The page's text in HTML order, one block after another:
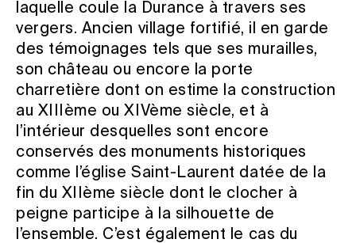
laquelle coule la Durance à travers ses
vergers. Ancien village fortifié, il en garde
des témoignages tels que ses murailles,
son château ou encore la porte
charretière dont on estime la construction
au XIIIème ou XIVème siècle, et à
l’intérieur desquelles sont encore
conservés des monuments historiques
comme l’église Saint-Laurent datée de la
fin du XIIème siècle dont le clocher à
peigne participe à la silhouette de
l’ensemble. C’est également le cas du